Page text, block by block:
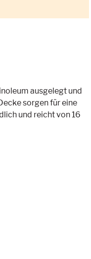
ausgelegt und
sorgen für eine
und reicht von 16